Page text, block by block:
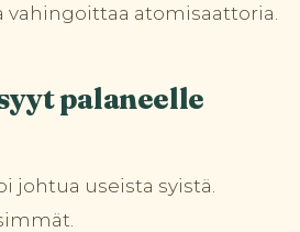
vahingoittaa atomisaattoria.
palaneelle
johtua useista syistä.